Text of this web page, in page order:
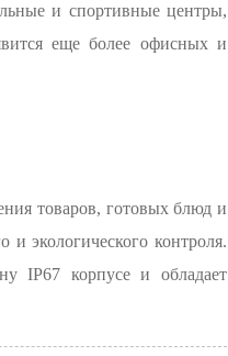
и спортивные центры,
еще более офисных и
товаров, готовых блюд и
экологического контроля.
IP67 корпусе и обладает